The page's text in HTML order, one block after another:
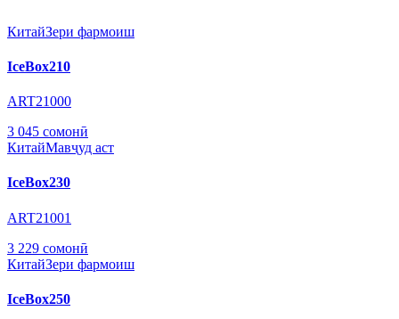
КитайЗери фармоиш
IceBox210
ART21000
3 045 сомонӣ
КитайМавҷуд аст
IceBox230
ART21001
3 229 сомонӣ
КитайЗери фармоиш
IceBox250